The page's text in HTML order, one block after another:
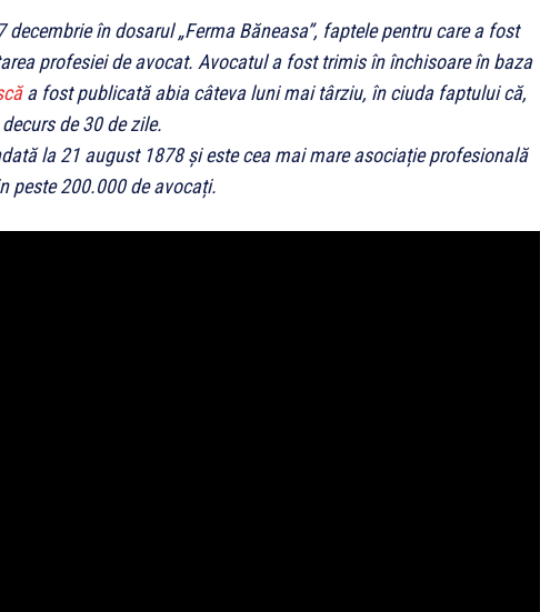
în dosarul „Ferma Băneasa”, faptele pentru care a fost
profesiei de avocat. Avocatul a fost trimis în închisoare în baza
a fost publicată abia câteva luni mai târziu, în ciuda faptului că,
de 30 de zile.
la 21 august 1878 și este cea mai mare asociație profesională
peste 200.000 de avocați.